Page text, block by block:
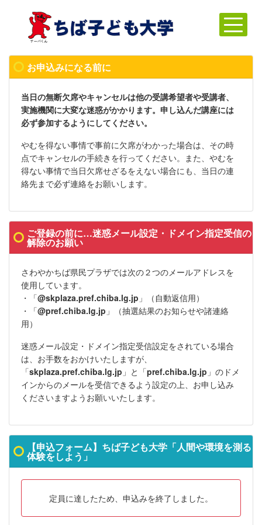
お申込みになる前に
当日の無断欠席やキャンセルは他の受講希望者や受講者、
実施機関に大変な迷惑がかかります。申し込んだ講座には
必ず参加するようにしてください。
やむを得ない事情で事前に欠席がわかった場合は、その時
点でキャンセルの手続きを行ってください。また、やむを
得ない事情で当日欠席せざるをえない場合にも、当日の連
絡先まで必ず連絡をお願いします。
ご登録の前に…迷惑メール設定・ドメイン指定受信の
解除のお願い
さわやかちば県民プラザでは次の２つのメールアドレスを
使用しています。
・「@skplaza.pref.chiba.lg.jp 」（ 自動返信用）
・「@pref.chiba.lg.jp 」（抽選結果のお知らせや諸連絡
用）
迷惑メール設定・ドメイン指定受信設定をされている場合
は、お手数をおかけいたしますが、
「skplaza.pref.chiba.lg.jp 」と「pref.chiba.lg.jp 」のドメ
インからのメールを受信できるよう設定の上、お申し込み
くださいますようお願いいたします。
【申込フォーム】ちば子ども大学「人間や環境を測る
体験をしよう」
定員に達したため、申込みを終了しました。